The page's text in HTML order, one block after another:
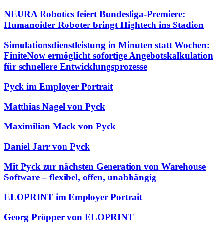
NEURA Robotics feiert Bundesliga-Premiere:
Humanoider Roboter bringt Hightech ins Stadion
Simulationsdienstleistung in Minuten statt Wochen:
FiniteNow ermöglicht sofortige Angebotskalkulation
für schnellere Entwicklungsprozesse
Pyck im Employer Portrait
Matthias Nagel von Pyck
Maximilian Mack von Pyck
Daniel Jarr von Pyck
Mit Pyck zur nächsten Generation von Warehouse
Software – flexibel, offen, unabhängig
ELOPRINT im Employer Portrait
Georg Pröpper von ELOPRINT